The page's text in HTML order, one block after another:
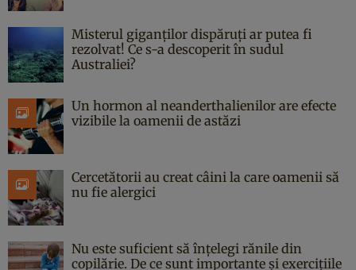
Misterul giganților dispăruți ar putea fi
rezolvat! Ce s-a descoperit în sudul
Australiei?
Un hormon al neanderthalienilor are efecte
vizibile la oamenii de astăzi
Cercetătorii au creat câini la care oamenii să
nu fie alergici
Nu este suficient să înțelegi rănile din
copilărie. De ce sunt importante și exercițiile